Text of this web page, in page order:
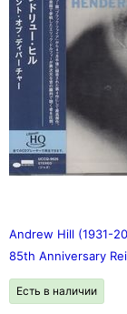
Andrew Hill (1931-
85th Anniversary
Есть в наличии